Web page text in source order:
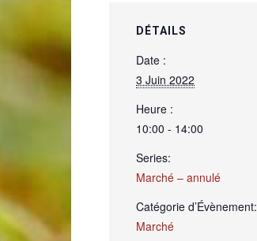
DÉTAILS
Date :
3 Juin 2022
Heure :
10:00 - 14:00
Series:
Marché – annulé
Catégorie d’Évènement:
Marché